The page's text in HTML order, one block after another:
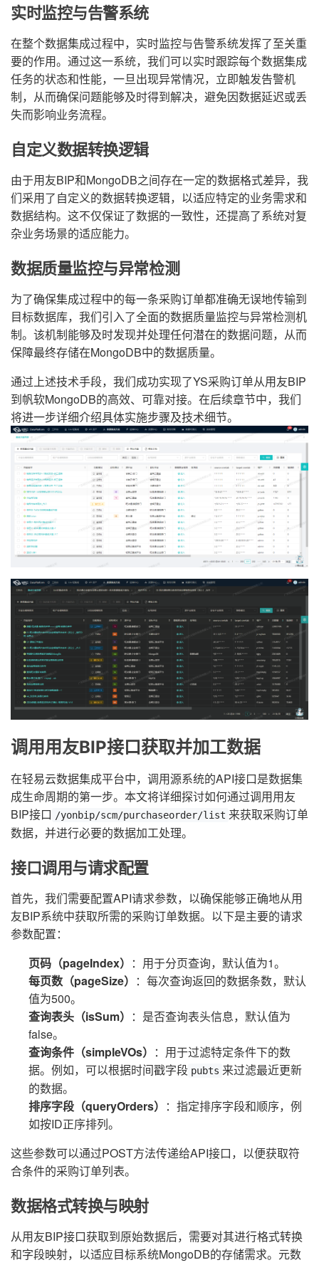
实时监控与告警系统
在整个数据集成过程中，实时监控与告警系统发挥了至关重
要的作用。通过这一系统，我们可以实时跟踪每个数据集成
任务的状态和性能，一旦出现异常情况，立即触发告警机
制，从而确保问题能够及时得到解决，避免因数据延迟或丢
失而影响业务流程。
自定义数据转换逻辑
由于用友BIP和MongoDB之间存在一定的数据格式差异，我
们采用了自定义的数据转换逻辑，以适应特定的业务需求和
数据结构。这不仅保证了数据的一致性，还提高了系统对复
杂业务场景的适应能力。
数据质量监控与异常检测
为了确保集成过程中的每一条采购订单都准确无误地传输到
目标数据库，我们引入了全面的数据质量监控与异常检测机
制。该机制能够及时发现并处理任何潜在的数据问题，从而
保障最终存储在MongoDB中的数据质量。
通过上述技术手段，我们成功实现了YS采购订单从用友BIP
到帆软MongoDB的高效、可靠对接。在后续章节中，我们
将进一步详细介绍具体实施步骤及技术细节。
调用用友BIP接口获取并加工数据
在轻易云数据集成平台中，调用源系统的API接口是数据集
成生命周期的第一步。本文将详细探讨如何通过调用用友
BIP接口 /yonbip/scm/purchaseorder/list 来获取采购订单
数据，并进行必要的数据加工处理。
接口调用与请求配置
首先，我们需要配置API请求参数，以确保能够正确地从用
友BIP系统中获取所需的采购订单数据。以下是主要的请求
参数配置：
页码（pageIndex） ：用于分页查询，默认值为1。
每页数（pageSize） ：每次查询返回的数据条数，默认
值为500。
查询表头（isSum） ：是否查询表头信息，默认值为
false。
查询条件（simpleVOs） ：用于过滤特定条件下的数
据。例如，可以根据时间戳字段 pubts 来过滤最近更新
的数据。
排序字段（queryOrders） ：指定排序字段和顺序，例
如按ID正序排列。
这些参数可以通过POST方法传递给API接口，以便获取符
合条件的采购订单列表。
数据格式转换与映射
从用友BIP接口获取到原始数据后，需要对其进行格式转换
和字段映射，以适应目标系统MongoDB的存储需求。元数